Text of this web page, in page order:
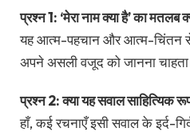
प्रश्न 1: ‘मेरा नाम क्या है’ का मतलब
यह आत्म-पहचान और आत्म-चिंतन
अपने असली वजूद को जानना
प्रश्न 2: क्या यह सवाल साहित्यिक
हाँ, कई रचनाएँ इसी सवाल के इर्द-